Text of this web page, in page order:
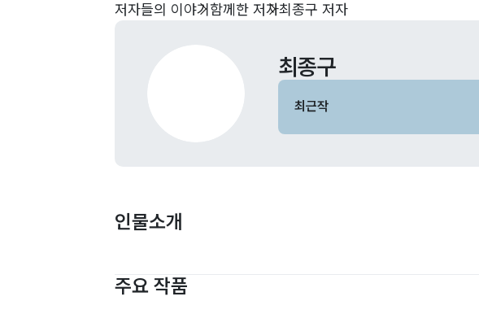
저자들의 이야기 함께한 저자최종구 저자
최종구
최근작
인물소개
주요 작품